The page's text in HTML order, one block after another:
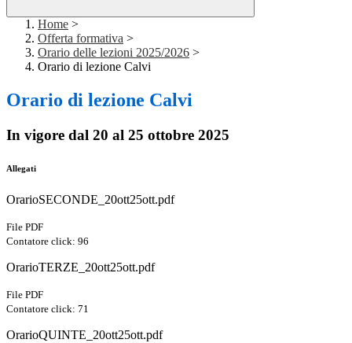
Home >
Offerta formativa >
Orario delle lezioni 2025/2026 >
Orario di lezione Calvi
Orario di lezione Calvi
In vigore dal 20 al 25 ottobre 2025
Allegati
OrarioSECONDE_20ott25ott.pdf
File PDF
Contatore click: 96
OrarioTERZE_20ott25ott.pdf
File PDF
Contatore click: 71
OrarioQUINTE_20ott25ott.pdf